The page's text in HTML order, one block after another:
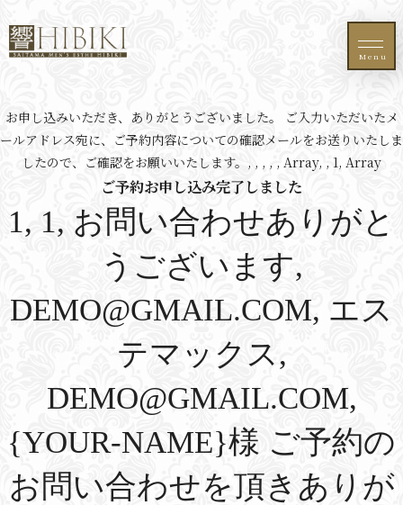
Menu
1, 1, お問い合わせありがと
うございます,
DEMO@GMAIL.COM, エス
テマックス,
DEMO@GMAIL.COM,
{YOUR-NAME}様 ご予約の
お問い合わせを頂きありが
ご予約お申し込み完了しました
お申し込みいただき、ありがとうございました。 ご入力いただいたメ
ールアドレス宛に、ご予約内容についての確認メールをお送りいたしま
したので、ご確認をお願いいたします。, , , , , Array, , 1, Array